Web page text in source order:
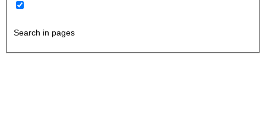
Search in pages